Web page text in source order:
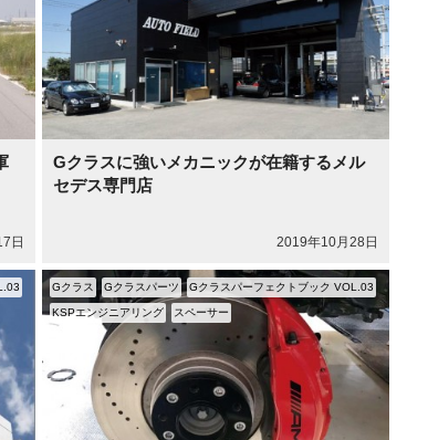
日
Gクラスに強いメカニックが在籍するメル
セデス専門店
2019年10月28日
Gクラス Gクラスパーツ Gクラスパーフェクトブック VOL.03
KSPエンジニアリング スペーサー